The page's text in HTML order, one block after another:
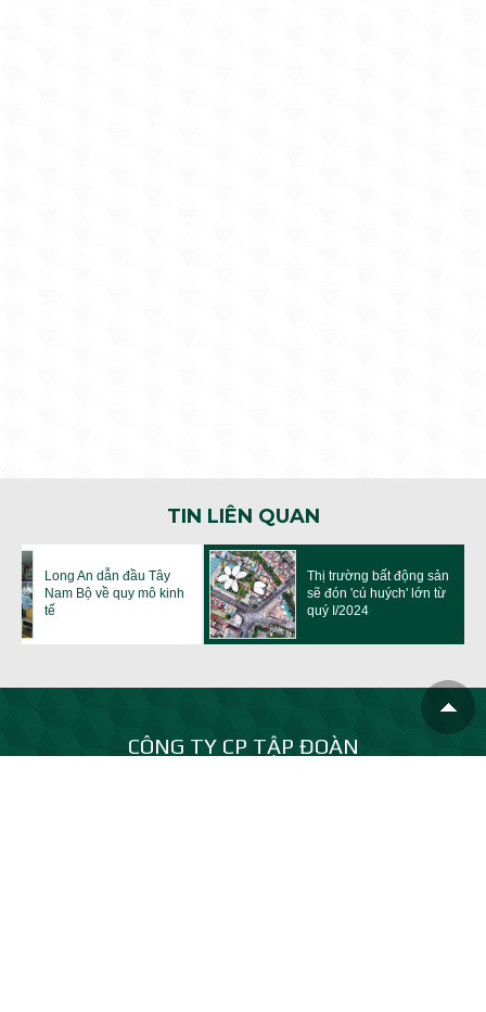
TIN LIÊN QUAN
Long An dẫn đầu Tây
Nam Bộ về quy mô kinh
tế
Thị trường bất động sản
sẽ đón 'cú huých' lớn từ
quý I/2024
CÔNG TY CP TẬP ĐOÀN